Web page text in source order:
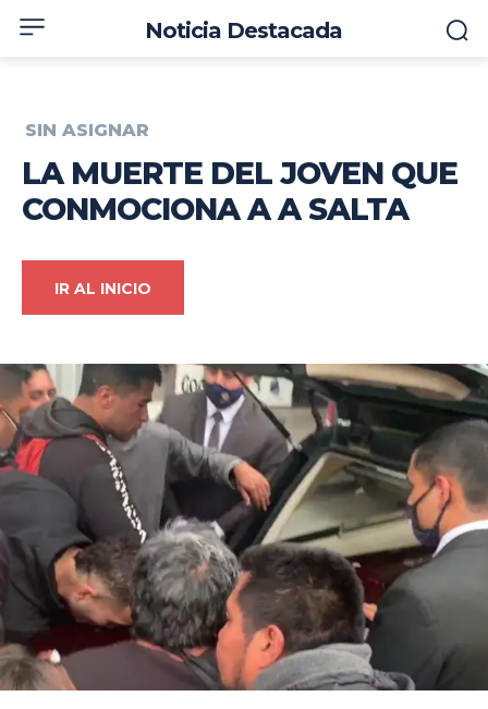
Noticia Destacada
SIN ASIGNAR
LA MUERTE DEL JOVEN QUE
CONMOCIONA A A SALTA
IR AL INICIO